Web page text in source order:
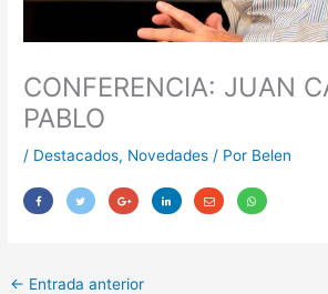
CONFERENCIA: JUAN
PABLO
/ Destacados, Novedades / Por Belen
← Entrada anterior